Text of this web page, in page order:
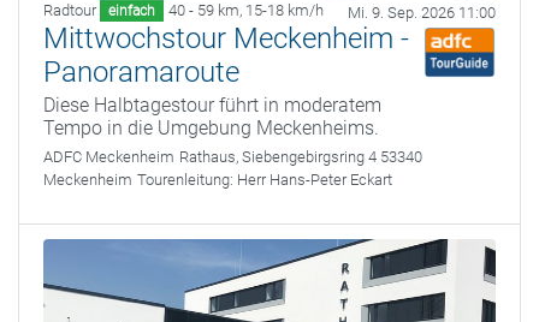
Radtour einfach 40 - 59 km, 15-18 km/h Mi. 9. Sep. 2026 11:00
Mittwochstour Meckenheim -
Panoramaroute
Diese Halbtagestour führt in moderatem
Tempo in die Umgebung Meckenheims.
ADFC Meckenheim Rathaus, Siebengebirgsring 4 53340
Meckenheim Tourenleitung: Herr Hans-Peter Eckart